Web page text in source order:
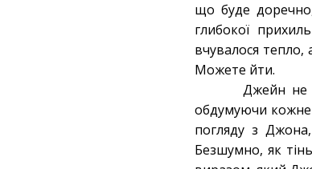
що буде
глибокої
вчувалося тепло,
Можете йти.
Джейн не
обдумуючи кожне
погляду з
Безшумно, як